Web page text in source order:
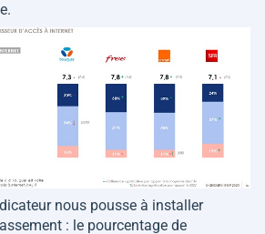
nous pousse à installer
: le pourcentage de